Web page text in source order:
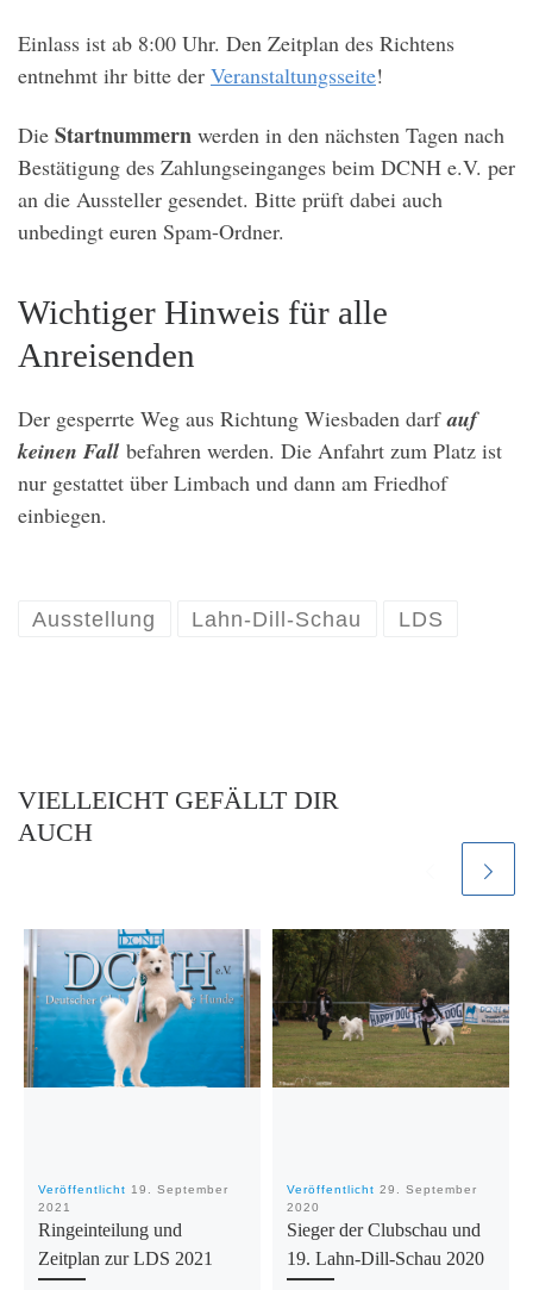
Einlass ist ab 8:00 Uhr. Den Zeitplan des Richtens
entnehmt ihr bitte der Veranstaltungsseite!
Die Startnummern werden in den nächsten Tagen nach
Bestätigung des Zahlungseinganges beim DCNH e.V. per
an die Aussteller gesendet. Bitte prüft dabei auch
unbedingt euren Spam-Ordner.
Wichtiger Hinweis für alle
Anreisenden
Der gesperrte Weg aus Richtung Wiesbaden darfauf
keinen Fall befahren werden. Die Anfahrt zum Platz ist
nur gestattet über Limbach und dann am Friedhof
einbiegen.
Ausstellung Lahn-Dill-Schau LDS
VIELLEICHT GEFÄLLT DIR
AUCH
Veröffentlicht 19. September
2021
Ringeinteilung und
Zeitplan zur LDS 2021
Veröffentlicht 29. September
2020
Sieger der Clubschau und
19. Lahn-Dill-Schau 2020